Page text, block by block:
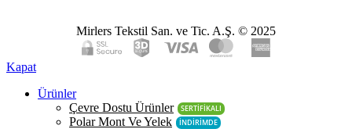
Mirlers Tekstil San. ve Tic. A.Ş. © 2025
Kapat
Ürünler
Çevre Dostu Ürünler
SERTİFİKALI
Polar Mont Ve Yelek İNDİRİMDE